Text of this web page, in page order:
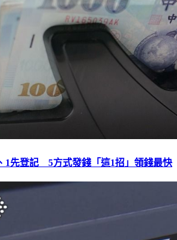
1先登記 5方式發錢「這1招」領錢最快